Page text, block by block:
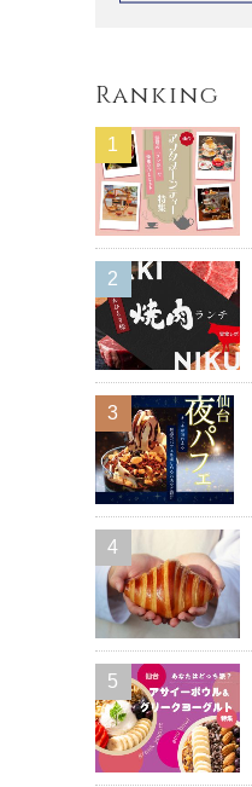
Ranking